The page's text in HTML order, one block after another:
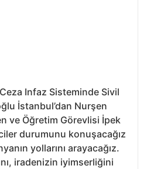
Infaz Sisteminde Sivil
İstanbul’dan Nurşen
ve Öğretim Görevlisi İpek
durumunu konuşacağız
yollarını arayacağız.
iradenizin iyimserliğini